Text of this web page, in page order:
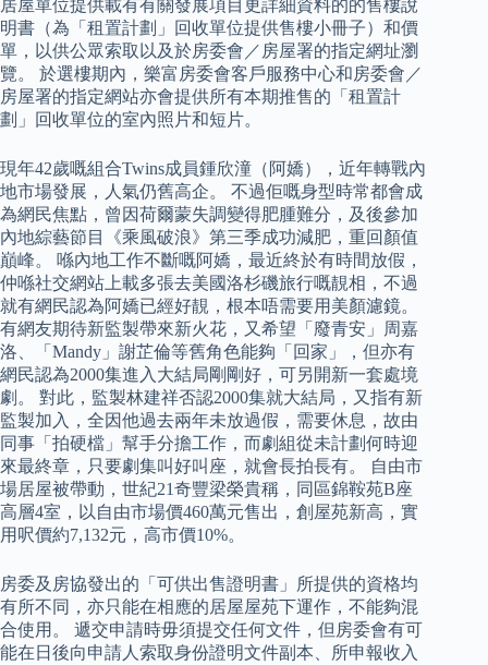
居屋單位提供載有有關發展項目更詳細資料的的售樓說
明書（為「租置計劃」回收單位提供售樓小冊子）和價
單，以供公眾索取以及於房委會／房屋署的指定網址瀏
覽。 於選樓期內，樂富房委會客戶服務中心和房委會／
房屋署的指定網站亦會提供所有本期推售的「租置計
劃」回收單位的室內照片和短片。
現年42歲嘅組合Twins成員鍾欣潼（阿嬌），近年轉戰內
地市場發展，人氣仍舊高企。 不過佢嘅身型時常都會成
為網民焦點，曾因荷爾蒙失調變得肥腫難分，及後參加
內地綜藝節目《乘風破浪》第三季成功減肥，重回顏值
巔峰。 喺內地工作不斷嘅阿嬌，最近終於有時間放假，
仲喺社交網站上載多張去美國洛杉磯旅行嘅靚相，不過
就有網民認為阿嬌已經好靚，根本唔需要用美顏濾鏡。
有網友期待新監製帶來新火花，又希望「廢青安」周嘉
洛、「Mandy」謝芷倫等舊角色能夠「回家」，但亦有
網民認為2000集進入大結局剛剛好，可另開新一套處境
劇。 對此，監製林建祥否認2000集就大結局，又指有新
監製加入，全因他過去兩年未放過假，需要休息，故由
同事「拍硬檔」幫手分擔工作，而劇組從未計劃何時迎
來最終章，只要劇集叫好叫座，就會長拍長有。 自由市
場居屋被帶動，世紀21奇豐梁榮貴稱，同區錦鞍苑B座
高層4室，以自由市場價460萬元售出，創屋苑新高，實
用呎價約7,132元，高市價10%。
房委及房協發出的「可供出售證明書」所提供的資格均
有所不同，亦只能在相應的居屋屋苑下運作，不能夠混
合使用。 遞交申請時毋須提交任何文件，但房委會有可
能在日後向申請人索取身份證明文件副本、所申報收入